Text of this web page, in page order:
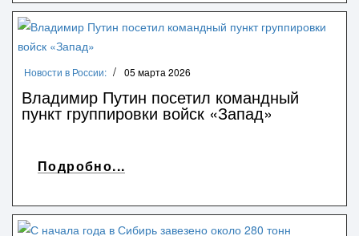
Новости в России: 05 марта 2026
Владимир Путин посетил командный
пункт группировки войск «Запад»
Подробно...